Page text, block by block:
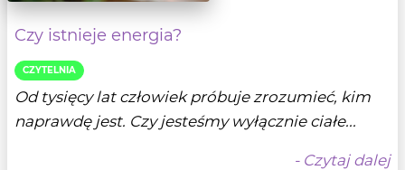
Czy istnieje energia?
CZYTELNIA
Od tysięcy lat człowiek próbuje zrozumieć, kim
naprawdę jest. Czy jesteśmy wyłącznie ciałe...
- Czytaj dalej